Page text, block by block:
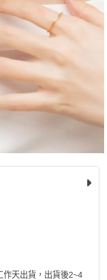
作天出貨，出貨後2~4